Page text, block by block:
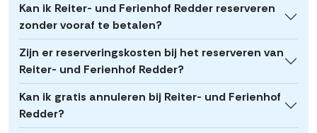
Kan ik Reiter- und Ferienhof Redder reserveren
zonder vooraf te betalen?
Zijn er reserveringskosten bij het reserveren van
Reiter- und Ferienhof Redder?
Kan ik gratis annuleren bij Reiter- und Ferienhof
Redder?